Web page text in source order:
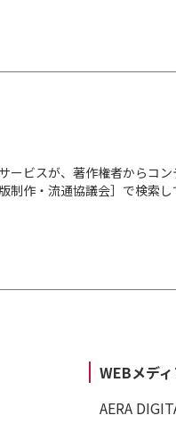
ビスが、著作権者からコ
制作・流通協議会］で検索
WEBメデ
AERA